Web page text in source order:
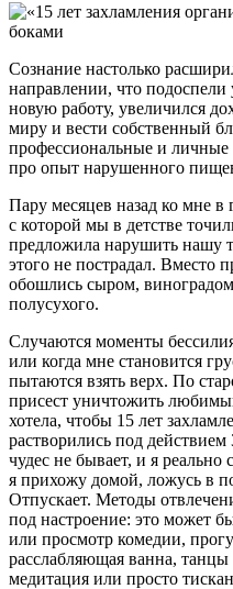
Сознание настолько
направлении, что
новую работу, увеличился
миру и вести собственный
профессиональные и
про опыт нарушенного
Пару месяцев назад ко мне в
с которой мы в детстве
предложила нарушить нашу
этого не пострадал. Вместо
обошлись сыром,
полусухого.
Случаются моменты
или когда мне становится
пытаются взять верх. По
присест уничтожить
хотела, чтобы 15 лет
растворились под
чудес не бывает, и я
я прихожу домой, ложусь в
Отпускает. Методы
под настроение: это может
или просмотр комедии,
расслабляющая ванна,
медитация или просто